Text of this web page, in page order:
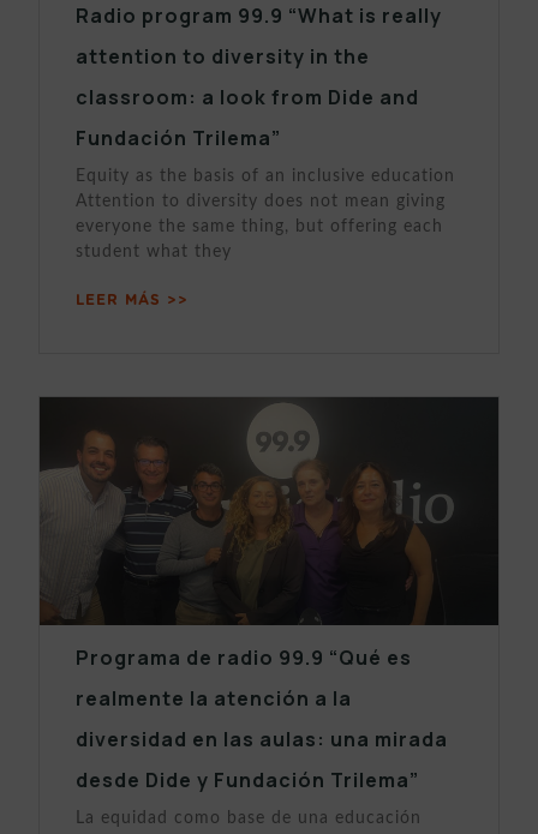
Radio program 99.9 “What is really
attention to diversity in the
classroom: a look from Dide and
Fundación Trilema”
Equity as the basis of an inclusive education
Attention to diversity does not mean giving
everyone the same thing, but offering each
student what they
LEER MÁS >>
Programa de radio 99.9 “Qué es
realmente la atención a la
diversidad en las aulas: una mirada
desde Dide y Fundación Trilema”
La equidad como base de una educación